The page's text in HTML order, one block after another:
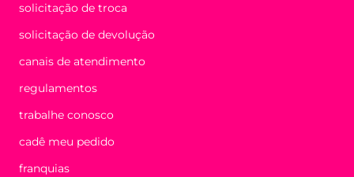
solicitação de troca
solicitação de devolução
canais de atendimento
regulamentos
trabalhe conosco
cadê meu pedido
franquias